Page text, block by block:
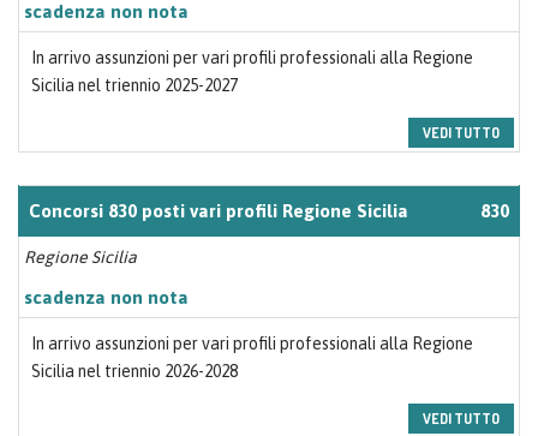
scadenza non nota
In arrivo assunzioni per vari profili professionali alla Regione
Sicilia nel triennio 2025-2027
VEDI TUTTO
Concorsi 830 posti vari profili Regione Sicilia 830
Regione Sicilia
scadenza non nota
In arrivo assunzioni per vari profili professionali alla Regione
Sicilia nel triennio 2026-2028
VEDI TUTTO